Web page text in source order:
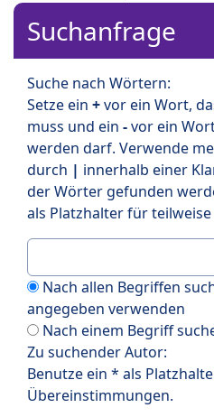
Suchanfrage
Suche nach Wörtern:
Setze ein +vor ein Wort,
muss und ein -vor ein
werden darf. Verwende
durch | innerhalb einer
der Wörter gefunden
als Platzhalter für
Nach allen Begriffen
angegeben verwenden
Nach einem Begriff
Zu suchender Autor:
Benutze ein * als
Übereinstimmungen.